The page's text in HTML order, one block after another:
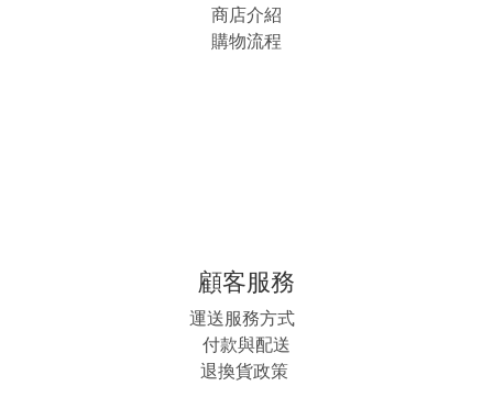
商店介紹
購物流程
顧客服務
運送服務方式
付款與配送
退換貨政策